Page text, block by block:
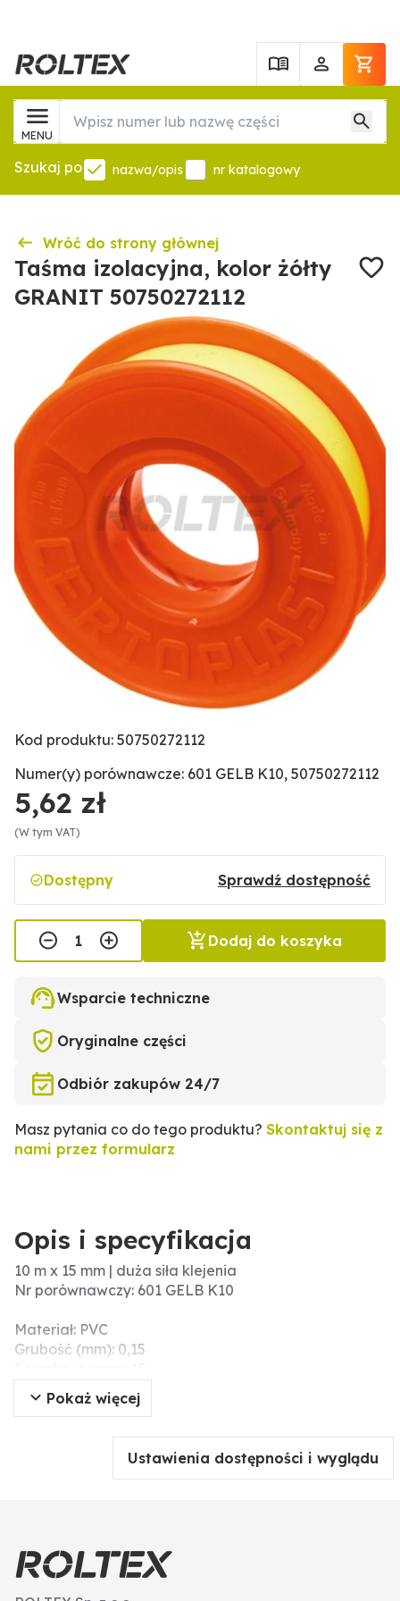
MENU
Szukaj po nazwa/opis nr katalogowy
Wróć do strony głównej
Taśma izolacyjna, kolor żółty
GRANIT 50750272112
Kod produktu: 50750272112
Numer(y) porównawcze: 601 GELB K10, 50750272112
5,62 zł
(W tym VAT)
Dostępny Sprawdź dostępność
Dodaj do koszyka
Wsparcie techniczne
Oryginalne części
Odbiór zakupów 24/7
Masz pytania co do tego produktu? Skontaktuj się z
nami przez formularz
Opis i specyfikacja
10 m x 15 mm | duża siła klejenia
Nr porównawczy: 601 GELB K10
Materiał: PVC
Grubość (mm): 0,15
Zakres temperatury (°C): -10 / +105
Długość (m): 10
izolacyjna do wszystkich standardowych prac
związanych z izolacją elektryczną. Nadaje się również
Wysokiej jakości miękka folia PVC jako nośnik w
połączeniu z odpornym na starzenie klejem na bazie
Pokaż więcej
Ustawienia dostępności i wyglądu